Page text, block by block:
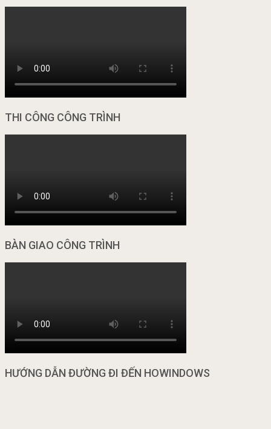
THI CÔNG CÔNG TRÌNH
BÀN GIAO CÔNG TRÌNH
HƯỚNG DẪN ĐƯỜNG ĐI ĐẾN HOWINDOWS